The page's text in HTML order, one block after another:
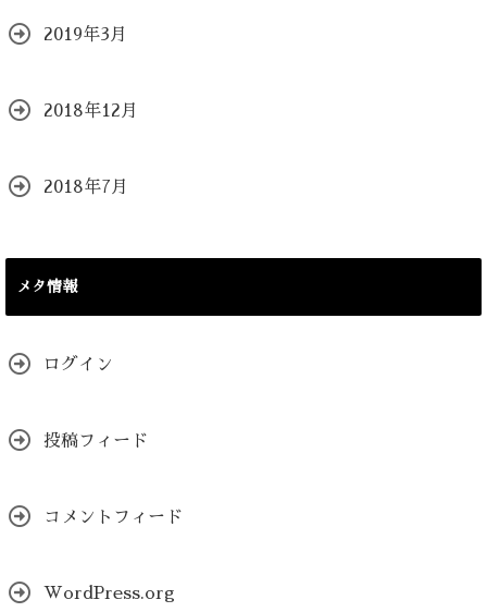
2019年3月
2018年12月
2018年7月
メタ情報
ログイン
投稿フィード
コメントフィード
WordPress.org